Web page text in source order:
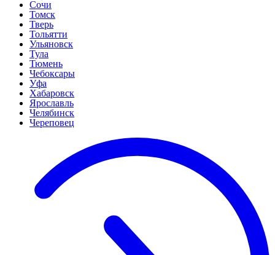
Сочи
Томск
Тверь
Тольятти
Ульяновск
Тула
Тюмень
Чебоксары
Уфа
Хабаровск
Ярославль
Челябинск
Череповец